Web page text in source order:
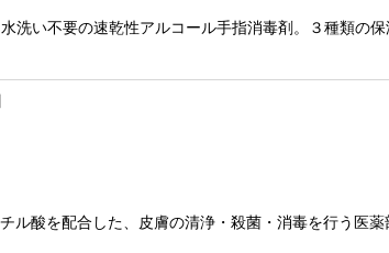
い不要の速乾性アルコール手指消毒剤。３種類の
を配合した、皮膚の清浄・殺菌・消毒を行う医